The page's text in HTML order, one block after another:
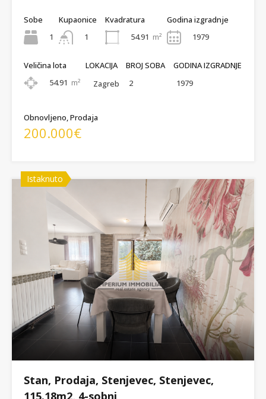
Sobe
1
Kupaonice
1
Kvadratura
54.91 m²
Godina izgradnje
1979
Veličina lota
54.91 m²
LOKACIJA
Zagreb
BROJ SOBA
2
GODINA IZGRADNJE
1979
Obnovljeno, Prodaja
200.000€
Istaknuto
Stan, Prodaja, Stenjevec, Stenjevec,
115.18m2, 4-sobni